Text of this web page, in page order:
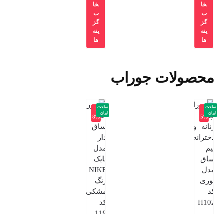
خا
ب
گز
ینه
ها
خا
ب
گز
ینه
ها
محصولات جوراب
-1
5%
ساخت
ایران
-1
8%
ساخت
ایران